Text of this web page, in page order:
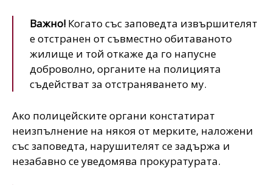
Важно! Когато със заповедта извършителят
е отстранен от съвместно обитаваното
жилище и той откаже да го напусне
доброволно, органите на полицията
съдействат за отстраняването му.
Ако полицейските органи констатират
неизпълнение на някоя от мерките, наложени
със заповедта, нарушителят се задържа и
незабавно се уведомява прокуратурата.